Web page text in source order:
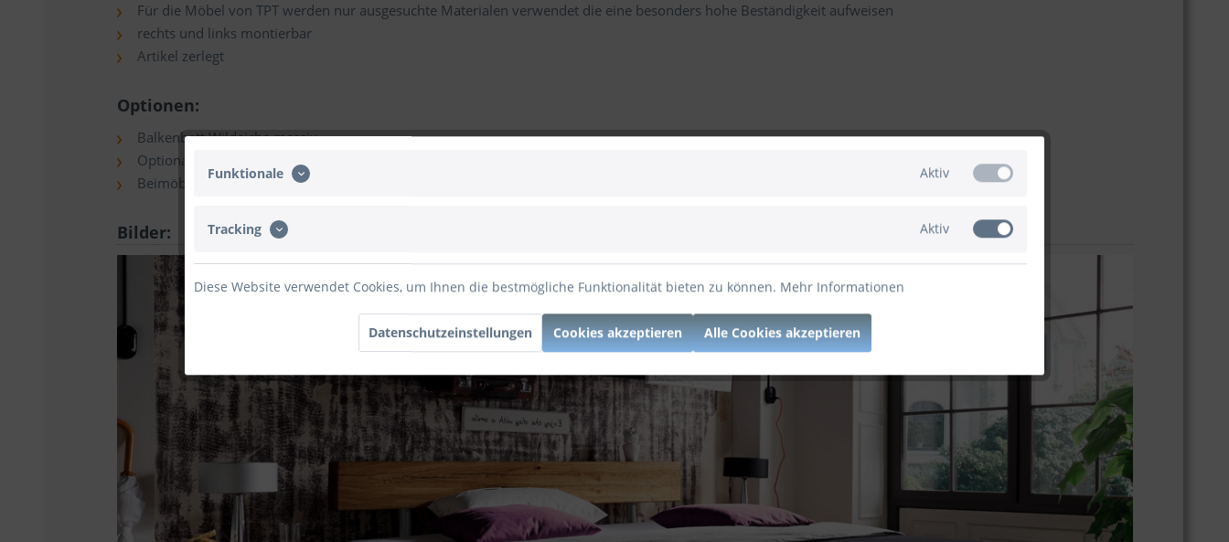
Für die Möbel von TPT werden nur ausgesuchte Materialen verwendet die eine besonders hohe Beständigkeit aufweisen
rechts und links montierbar
Artikel zerlegt
Optionen:
Balkenbett Wildeiche massiv
Optional Nachtkonsolen mit Schubladen
Beimöbel wie Kommoden und Kleiderschränke in Wildeiche massiv geölt
Bilder:
Funktionale Aktiv
Tracking Aktiv
Diese Website verwendet Cookies, um Ihnen die bestmögliche Funktionalität bieten zu können. Mehr Informationen
Datenschutzeinstellungen Cookies akzeptieren Alle Cookies akzeptieren